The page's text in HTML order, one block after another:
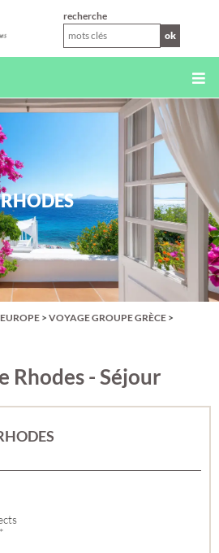
recherche
ok
RHODES
> VOYAGE GROUPE GRÈCE >
Rhodes - Séjour